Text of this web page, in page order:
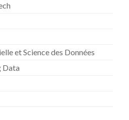
et Science des Données
Data